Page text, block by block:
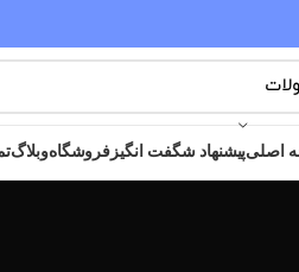
اصلیپیشنهاد شگفت انگیز فروشگاهوبلاگ